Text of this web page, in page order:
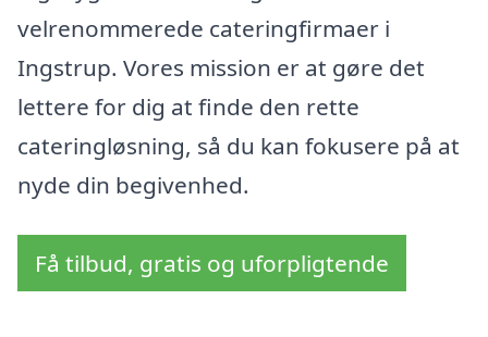
velrenommerede cateringfirmaer i
Ingstrup. Vores mission er at gøre det
lettere for dig at finde den rette
cateringløsning, så du kan fokusere på at
nyde din begivenhed.
Få tilbud, gratis og uforpligtende